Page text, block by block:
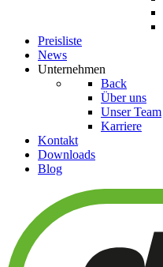
Preisliste
News
Unternehmen
Back
Über uns
Unser Team
Karriere
Kontakt
Downloads
Blog